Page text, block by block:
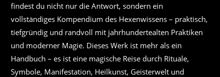
findest du nicht nur die Antwort, sondern ein
vollständiges Kompendium des Hexenwissens – praktisch,
tiefgründig und randvoll mit jahrhundertealten Praktiken
und moderner Magie. Dieses Werk ist mehr als ein
Handbuch – es ist eine magische Reise durch Rituale,
Symbole, Manifestation, Heilkunst, Geisterwelt und